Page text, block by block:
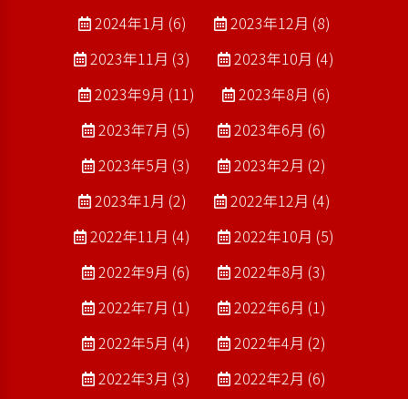
2024年1月 (6)
2023年12月 (8)
2023年11月 (3)
2023年10月 (4)
2023年9月 (11)
2023年8月 (6)
2023年7月 (5)
2023年6月 (6)
2023年5月 (3)
2023年2月 (2)
2023年1月 (2)
2022年12月 (4)
2022年11月 (4)
2022年10月 (5)
2022年9月 (6)
2022年8月 (3)
2022年7月 (1)
2022年6月 (1)
2022年5月 (4)
2022年4月 (2)
2022年3月 (3)
2022年2月 (6)